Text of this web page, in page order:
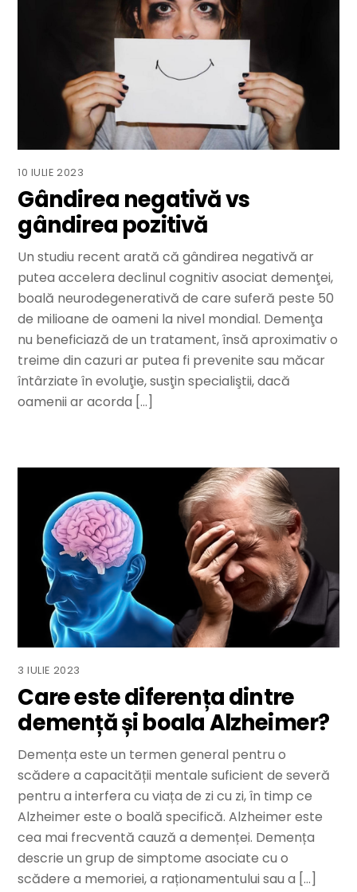
10 IULIE 2023
Gândirea negativă vs
gândirea pozitivă
Un studiu recent arată că gândirea negativă ar
putea accelera declinul cognitiv asociat demenţei,
boală neurodegenerativă de care suferă peste 50
de milioane de oameni la nivel mondial. Demenţa
nu beneficiază de un tratament, însă aproximativ o
treime din cazuri ar putea fi prevenite sau măcar
întârziate în evoluţie, susţin specialiştii, dacă
oamenii ar acorda […]
3 IULIE 2023
Care este diferența dintre
demență și boala Alzheimer?
Demența este un termen general pentru o
scădere a capacității mentale suficient de severă
pentru a interfera cu viața de zi cu zi, în timp ce
Alzheimer este o boală specifică. Alzheimer este
cea mai frecventă cauză a demenței. Demența
descrie un grup de simptome asociate cu o
scădere a memoriei, a raționamentului sau a […]